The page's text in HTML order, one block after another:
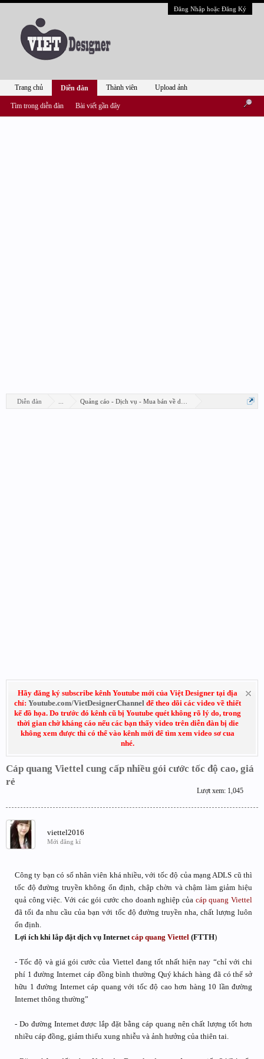
Đăng Nhập hoặc Đăng Ký
Diễn đàn Quảng cáo - Dịch vụ - Mua bán về design
Hãy đăng ký subscribe kênh Youtube mới của Việt Designer tại địa
chỉ: Youtube.com/VietDesignerChannel để theo dõi các video về thiết
kế đồ họa. Do trước đó kênh cũ bị Youtube quét không rõ lý do, trong
thời gian chờ kháng cáo nếu các bạn thấy video trên diễn đàn bị die
không xem được thì có thể vào kênh mới để tìm xem video sơ cua
nhé.
Cáp quang Viettel cung cấp nhiều gói cước tốc độ cao, giá
rẻ
Lượt xem: 1,045
viettel2016
Mới đăng kí
Công ty bạn có số nhân viên khá nhiều, với tốc độ của mạng ADLS cũ thì
tốc độ đường truyền không ổn định, chập chờn và chậm làm giảm hiệu
quả công việc. Với các gói cước cho doanh nghiệp của cáp quang Viettel
đã tối đa nhu cầu của bạn với tốc độ đường truyền nha, chất lượng luôn
ổn định.
Lợi ích khi lắp đặt dịch vụ Internetcáp quang Viettel (FTTH)
- Tốc độ và giá gói cước của Viettel đang tốt nhất hiện nay “chỉ với chi
phí 1 đường Internet cáp đồng bình thường Quý khách hàng đã có thể sở
hữu 1 đường Internet cáp quang với tốc độ cao hơn hàng 10 lần đường
Internet thông thường”
- Do đường Internet được lắp đặt bằng cáp quang nên chất lượng tốt hơn
nhiều cáp đồng, giảm thiểu xung nhiễu và ảnh hưởng của thiên tai.
Trang chủ Diễn đàn
Tìm trong diễn đàn Bài viết gần đây
Thành viên Upload ảnh